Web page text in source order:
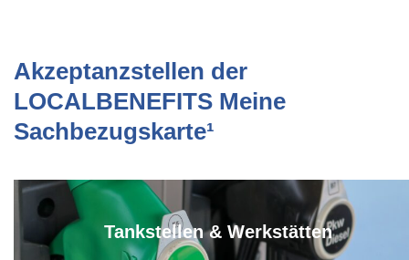
Akzeptanzstellen der
LOCALBENEFITS Meine
Sachbezugskarte¹
Tankstellen & Werkstätten